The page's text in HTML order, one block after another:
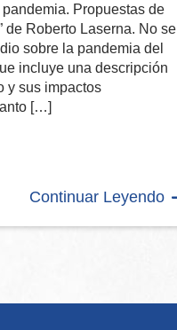
Propuestas de
de Roberto Laserna. No se
sobre la pandemia del
incluye una descripción
y sus impactos
[…]
Continuar Leyendo